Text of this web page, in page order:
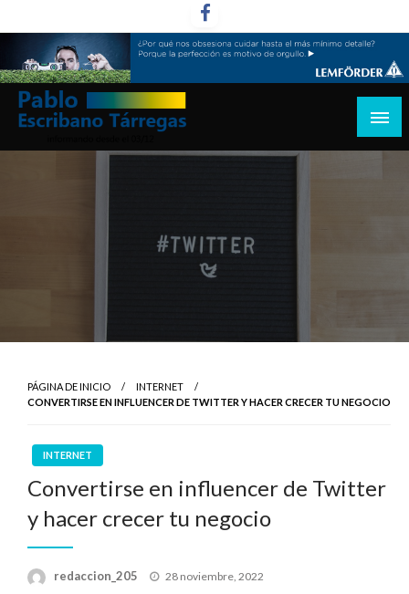
al
contenido
Pablo Escribano Tárregas
informando desde el 03/12
PÁGINA DE INICIO
INTERNET
CONVERTIRSE EN INFLUENCER DE TWITTER Y HACER CRECER TU NEGOCIO
INTERNET
Convertirse en influencer de Twitter
y hacer crecer tu negocio
redaccion_205
Publicado
28 noviembre, 2022